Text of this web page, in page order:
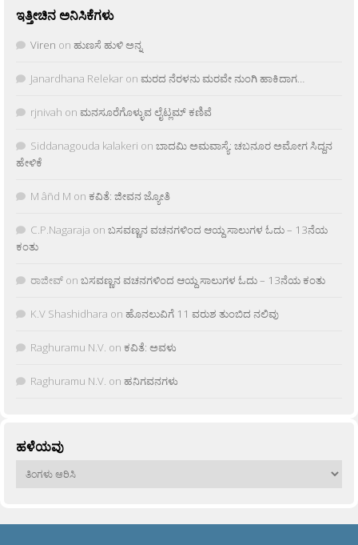
ಇತ್ತೀಚಿನ ಅನಿಸಿಕೆಗಳು
Viren on ಹುಣಸೆ ಹುಳಿ ಅನ್ನ
Janardhana Relekar on ಮರದ ನೆರಳನು ಮರವೇ ನುಂಗಿ ಹಾಕಿದಾಗ…
rjnivah on ಮನಸೂರೆಗೊಳ್ಳುವ ಲೈಟ್ಲಮ್ ಕಣಿವೆ
Siddanagouda kalakeri on ಬಾದಮಿ ಅಮವಾಸ್ಯೆ: ಚಬನೂರ ಅಮೋಗ ಸಿದ್ದನ
ಹೇಳಿಕೆ
M âñd M on ಕವಿತೆ: ಜೀವನ ಜ್ಯೋತಿ
C.P.Nagaraja on ಬಸವಣ್ಣನ ವಚನಗಳಿಂದ ಆಯ್ದ ಸಾಲುಗಳ ಓದು – 13ನೆಯ
ಕಂತು
ರಾಜೀವ್ on ಬಸವಣ್ಣನ ವಚನಗಳಿಂದ ಆಯ್ದ ಸಾಲುಗಳ ಓದು – 13ನೆಯ ಕಂತು
K.V Shashidhara on ಹೊನಲುವಿಗೆ 11 ವರುಶ ತುಂಬಿದ ನಲಿವು
Raghuramu N.V. on ಕವಿತೆ: ಅವಳು
Raghuramu N.V. on ಹನಿಗವನಗಳು
ಹಳೆಯವು
ಹಳೆಯವು